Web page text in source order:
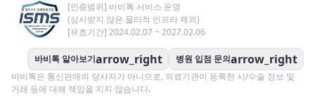
[인증범위] 바비톡 서비스 운영
(심사받지 않은 물리적 인프라 제외)
[유효기간] 2024.02.07 ~ 2027.02.06
바비톡 알아보기arrow_right 병원 입점 문의arrow_right
바비톡은 통신판매의 당사자가 아니므로, 의료기관이 등록한 시/수술 정보 및
거래 등에 대해 책임을 지지 않습니다.